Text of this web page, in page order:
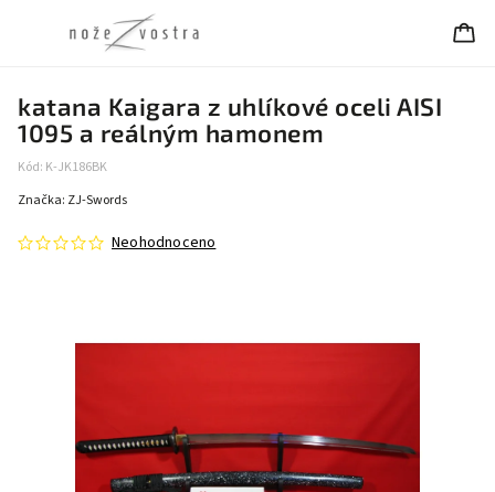
katana Kaigara z uhlíkové oceli AISI
1095 a reálným hamonem
Kód: K-JK186BK
Neohodnoceno
Značka: ZJ-Swords